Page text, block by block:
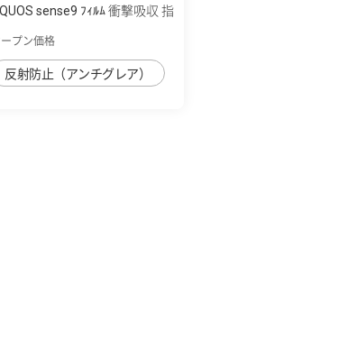
sense9 ﾌｨﾙﾑ 衝撃吸収 指
プン価格
反射防止（アンチグレア）